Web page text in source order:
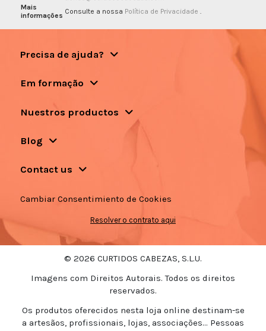
Mais
informações Consulte a nossa Política de Privacidade
Precisa de ajuda?
Em formação
Nuestros productos
Blog
Contact us
Cambiar Consentimiento de Cookies
Resolver o contrato aqui
© 2026 CURTIDOS CABEZAS, S.L.U.
Imagens com Direitos Autorais. Todos os direitos
reservados.
Os produtos oferecidos nesta loja online destinam-se
a artesãos, profissionais, lojas, associações... Pessoas